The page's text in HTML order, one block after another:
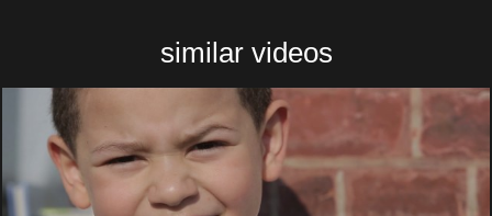
similar videos